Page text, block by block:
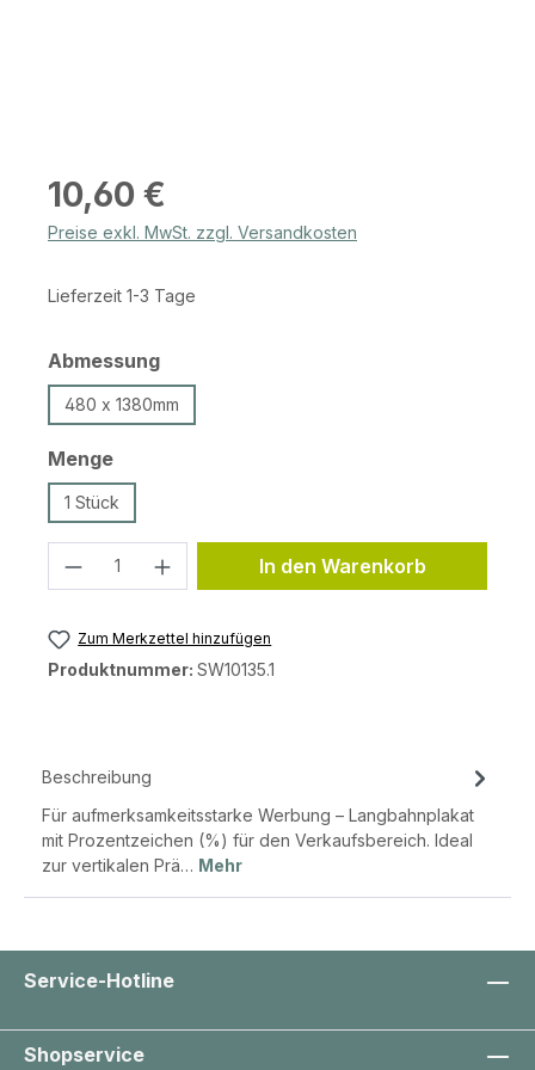
Regulärer Preis:
10,60 €
Preise exkl. MwSt. zzgl. Versandkosten
Lieferzeit 1-3 Tage
Abmessungauswählen
480 x 1380mm
Mengeauswählen
1 Stück
Produkt Anzahl: Gib den
In den Warenkorb
Zum Merkzettel hinzufügen
Produktnummer: SW10135.1
Beschreibung
Für aufmerksamkeitsstarke Werbung – Langbahnplakat
mit Prozentzeichen (%) für den Verkaufsbereich. Ideal
zur vertikalen Prä… Mehr
Service-Hotline
Shopservice